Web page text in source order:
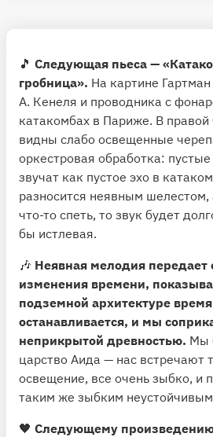
🎵 Следующая пьеса —
гробница». На картине
А. Кенеля и проводника с
катакомбах в Париже. В правой
видны слабо освещенные
оркестровая обработка:
звучат как пустое эхо в
разносится неявным шелестом,
что-то спеть, то звук будет
бы истлевая.
🎶 Неявная мелодия
изменения времени,
подземной архитектуре
останавливается, и мы
неприкрытой древностью. Мы
царство Аида — нас встречают
освещение, все очень зыбко, и
таким же зыбким
🖤 Следующему